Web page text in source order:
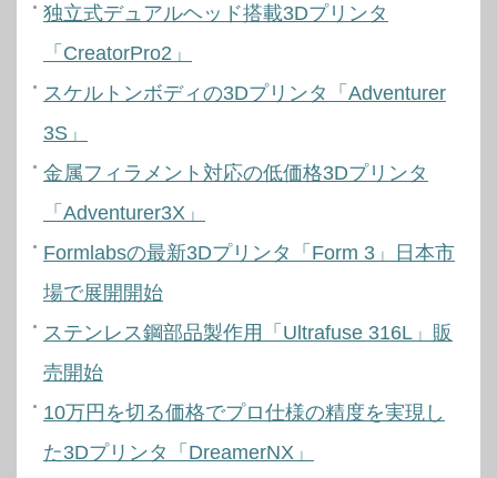
独立式デュアルヘッド搭載3Dプリンタ
「CreatorPro2」
スケルトンボディの3Dプリンタ「Adventurer
3S」
金属フィラメント対応の低価格3Dプリンタ
「Adventurer3X」
Formlabsの最新3Dプリンタ「Form 3」日本市
場で展開開始
ステンレス鋼部品製作用「Ultrafuse 316L」販
売開始
10万円を切る価格でプロ仕様の精度を実現し
た3Dプリンタ「DreamerNX」